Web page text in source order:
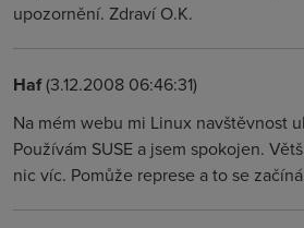
upozornění. Zdraví O.K.
Haf(3.12.2008 06:46:31)
Na mém webu mi Linux navštěvnost
Používám SUSE a jsem spokojen.
nic víc. Pomůže represe a to se